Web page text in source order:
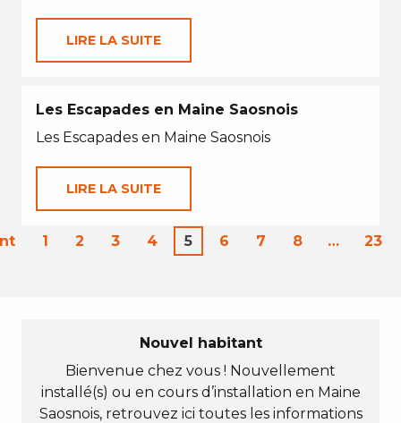
LIRE LA SUITE
Les Escapades en Maine Saosnois
Les Escapades en Maine Saosnois
LIRE LA SUITE
1 2 3 4 5 6 7 8 … 23
Nouvel habitant
Bienvenue chez vous ! Nouvellement
installé(s) ou en cours d’installation en Maine
Saosnois, retrouvez ici toutes les informations